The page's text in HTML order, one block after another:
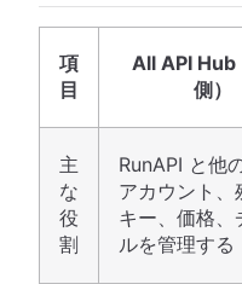
項
目
All API Hub
側）
主
な
役
割
RunAPI と他
アカウント、
キー、価格、
ルを管理する